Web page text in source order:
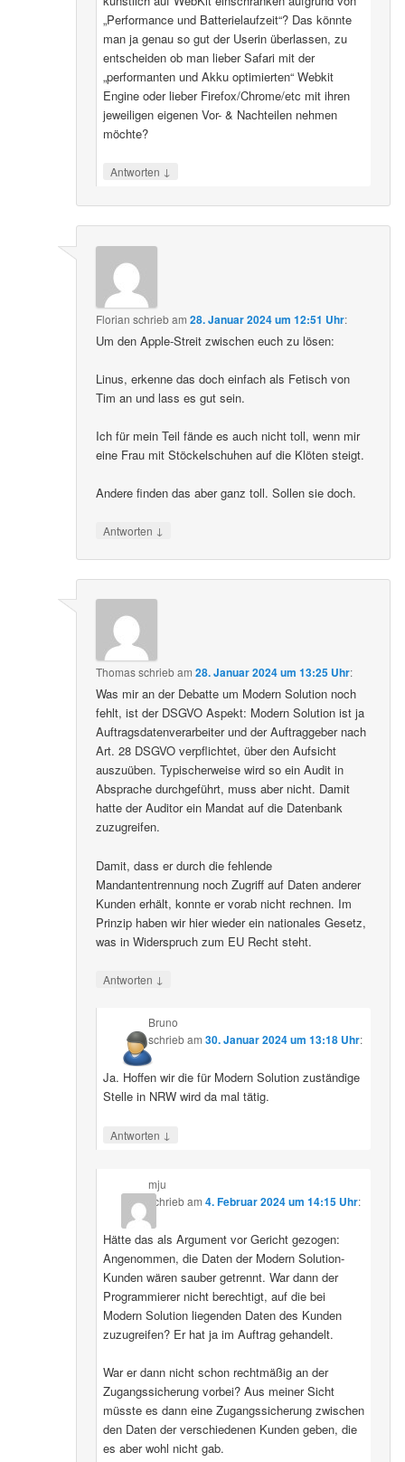
„Performance und Batterielaufzeit“? Das könnte
man ja genau so gut der Userin überlassen, zu
entscheiden ob man lieber Safari mit der
„performanten und Akku optimierten“ Webkit
Engine oder lieber Firefox/Chrome/etc mit ihren
jeweiligen eigenen Vor- & Nachteilen nehmen
möchte?
Antworten ↓
Florian schriebam28. Januar 2024 um 12:51 Uhr:
Um den Apple-Streit zwischen euch zu lösen:
Linus, erkenne das doch einfach als Fetisch von
Tim an und lass es gut sein.
Ich für mein Teil fände es auch nicht toll, wenn mir
eine Frau mit Stöckelschuhen auf die Klöten steigt.
Andere finden das aber ganz toll. Sollen sie doch.
Antworten ↓
Thomasschriebam28. Januar 2024 um 13:25 Uhr:
Was mir an der Debatte um Modern Solution noch
fehlt, ist der DSGVO Aspekt: Modern Solution ist ja
Auftragsdatenverarbeiter und der Auftraggeber nach
Art. 28 DSGVO verpflichtet, über den Aufsicht
auszuüben. Typischerweise wird so ein Audit in
Absprache durchgeführt, muss aber nicht. Damit
hatte der Auditor ein Mandat auf die Datenbank
zuzugreifen.
Damit, dass er durch die fehlende
Mandantentrennung noch Zugriff auf Daten anderer
Kunden erhält, konnte er vorab nicht rechnen. Im
Prinzip haben wir hier wieder ein nationales Gesetz,
was in Widerspruch zum EU Recht steht.
Antworten ↓
Bruno
schriebam 30. Januar 2024 um 13:18 Uhr:
Ja. Hoffen wir die für Modern Solution zuständige
Stelle in NRW wird da mal tätig.
Antworten ↓
mju
schriebam 4. Februar 2024 um 14:15 Uhr:
Hätte das als Argument vor Gericht gezogen:
Angenommen, die Daten der Modern Solution-
Kunden wären sauber getrennt. War dann der
Programmierer nicht berechtigt, auf die bei
Modern Solution liegenden Daten des Kunden
zuzugreifen? Er hat ja im Auftrag gehandelt.
War er dann nicht schon rechtmäßig an der
Zugangssicherung vorbei? Aus meiner Sicht
müsste es dann eine Zugangssicherung zwischen
den Daten der verschiedenen Kunden geben, die
es aber wohl nicht gab.